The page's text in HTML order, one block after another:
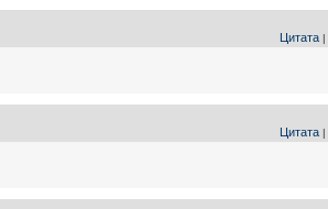
Цитата
Цитата